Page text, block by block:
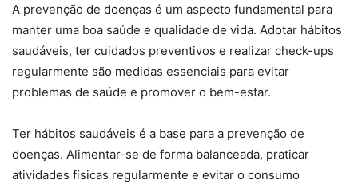
A prevenção de doenças é um aspecto fundamental para
manter uma boa saúde e qualidade de vida. Adotar hábitos
saudáveis, ter cuidados preventivos e realizar check-ups
regularmente são medidas essenciais para evitar
problemas de saúde e promover o bem-estar.
Ter hábitos saudáveis é a base para a prevenção de
doenças. Alimentar-se de forma balanceada, praticar
atividades físicas regularmente e evitar o consumo